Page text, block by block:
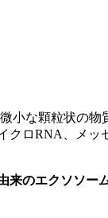
小な顆粒状の
ロRNA、メ
来のエクソソー